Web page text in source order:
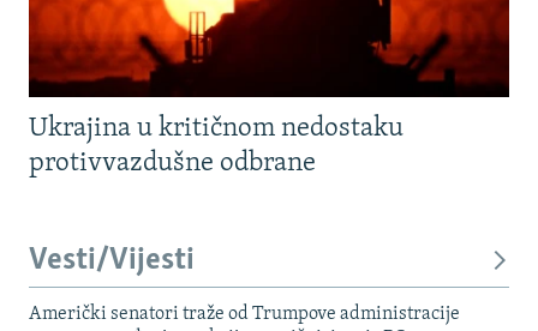
Ukrajina u kritičnom nedostaku
protivvazdušne odbrane
Vesti/Vijesti
Američki senatori traže od Trumpove administracije